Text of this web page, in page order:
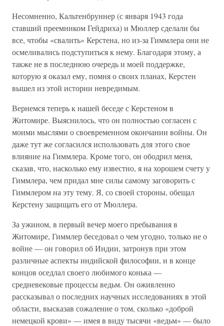
Несомненно, Кальтенбруннер (с января 1943 года
ставший преемником Гейдриха) и Мюллер сделали бы
все, чтобы «свалить» Керстена, но из-за Гиммлера они не
осмеливались подступиться к нему. Благодаря этому, а
также не в последнюю очередь и моей поддержке,
которую я оказал ему, помня о своих планах, Керстен
вышел из этой истории невредимым.
Вернемся теперь к нашей беседе с Керстеном в
Житомире. Выяснилось, что он полностью согласен с
моими мыслями о своевременном окончании войны. Он
даже тут же согласился использовать для этого свое
влияние на Гиммлера. Кроме того, он ободрил меня,
сказав, что, насколько ему известно, я на хорошем счету у
Гиммлера, чем придал мне силы самому заговорить с
Гиммлером на эту тему. Я, со своей стороны, обещал
Керстену защищать его от Мюллера.
За ужином, в первый вечер моего пребывания в
Житомире, Гиммлер беседовал о чем угодно, только не о
войне — он говорил об Индии, затронув при этом
различные аспекты индийской философии, и в конце
концов оседлал своего любимого конька —
средневековые процессы ведьм. Он оживленно
рассказывал о последних научных исследованиях в этой
области, высказав сожаление о том, сколько «доброй
немецкой крови» — имея в виду тысячи «ведьм» — было